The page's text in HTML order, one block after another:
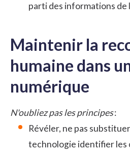
parti des informations de
Maintenir la
humaine dans
numérique
N'oubliez pas les principes:
Révéler, ne pas substituer
technologie identifier